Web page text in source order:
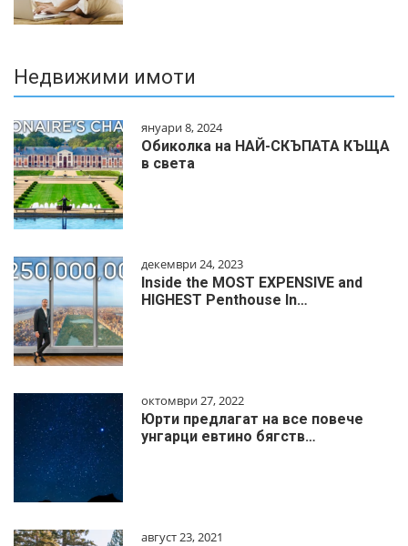
Недвижими имоти
януари 8, 2024
Обиколка на НАЙ-СКЪПАТА КЪЩА
в света
декември 24, 2023
Inside the MOST EXPENSIVE and
HIGHEST Penthouse In…
октомври 27, 2022
Юрти предлагат на все повече
унгарци евтино бягств…
август 23, 2021